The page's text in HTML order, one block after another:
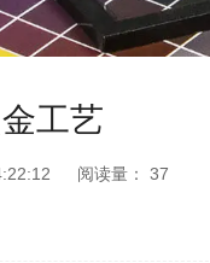
工艺
阅读量： 37